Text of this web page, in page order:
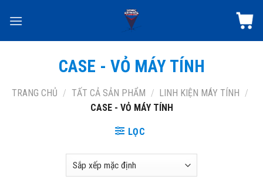
CASE - VỎ MÁY TÍNH
TRANG CHỦ / TẤT CẢ SẢN PHẨM / LINH KIỆN MÁY TÍNH
/
CASE - VỎ MÁY TÍNH
LỌC